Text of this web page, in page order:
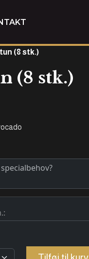
(8 stk.)
(8 stk.)